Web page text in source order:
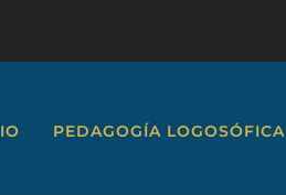
PEDAGOGÍA LOGOSÓFICA